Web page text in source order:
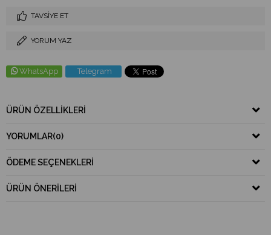
TAVSIYE ET
YORUM YAZ
WhatsApp Telegram
ÜRÜN ÖZELLIKLERI
YORUMLAR(0)
ÖDEME SEÇENEKLERI
ÜRÜN ÖNERILERI